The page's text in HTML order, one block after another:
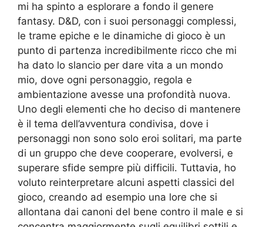
mi ha spinto a esplorare a fondo il genere
fantasy. D&D, con i suoi personaggi complessi,
le trame epiche e le dinamiche di gioco è un
punto di partenza incredibilmente ricco che mi
ha dato lo slancio per dare vita a un mondo
mio, dove ogni personaggio, regola e
ambientazione avesse una profondità nuova.
Uno degli elementi che ho deciso di mantenere
è il tema dell’avventura condivisa, dove i
personaggi non sono solo eroi solitari, ma parte
di un gruppo che deve cooperare, evolversi, e
superare sfide sempre più difficili. Tuttavia, ho
voluto reinterpretare alcuni aspetti classici del
gioco, creando ad esempio una lore che si
allontana dai canoni del bene contro il male e si